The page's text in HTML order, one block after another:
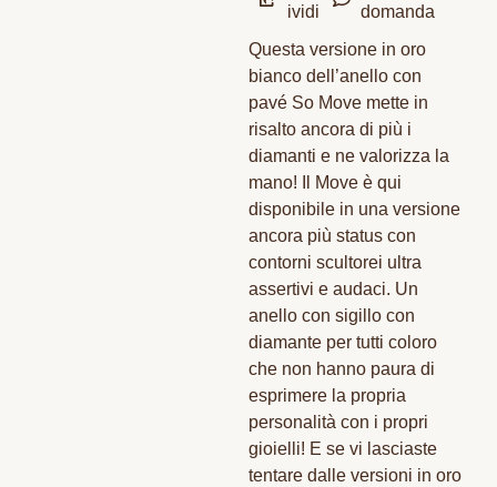
ividi
domanda
Questa versione in oro
bianco dell’anello con
pavé So Move mette in
risalto ancora di più i
diamanti e ne valorizza la
mano! Il Move è qui
disponibile in una versione
ancora più status con
contorni scultorei ultra
assertivi e audaci. Un
anello con sigillo con
diamante per tutti coloro
che non hanno paura di
esprimere la propria
personalità con i propri
gioielli! E se vi lasciaste
tentare dalle versioni in oro